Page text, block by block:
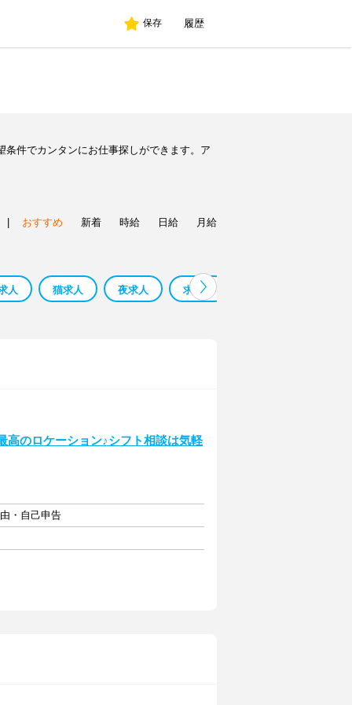
保存 履歴
件でカンタンにお仕事探しができます。ア
おすすめ 新着 時給 日給 月給
人 猫求人 夜求人 求人表
高のロケーション♪シフト相談は気軽
・自己申告